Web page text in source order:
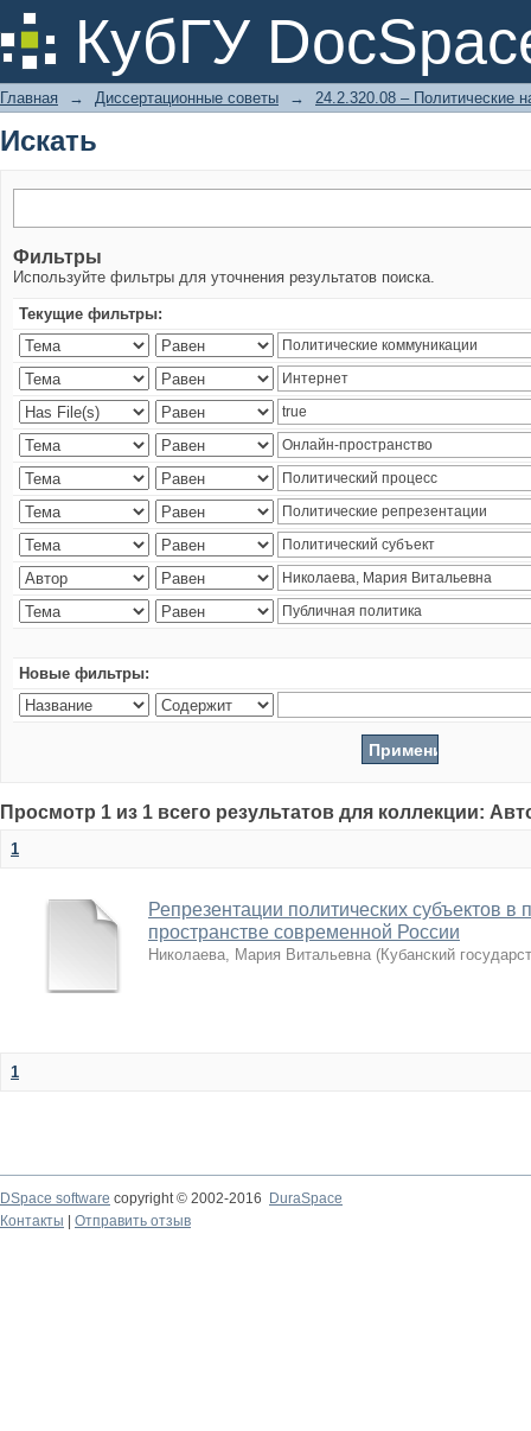
КубГУ
Искать
Главная → Диссертационные советы → 24.2.320.08 – Политические
Искать
Фильтры
Используйте фильтры для уточнения результатов поиска.
Текущие фильтры:
Новые фильтры:
Просмотр 1 из 1 всего результатов для коллекции:
1
Репрезентации политических субъектов в
пространстве современной России
Николаева, Мария Витальевна (Кубанский
1
DSpace software copyright © 2002-2016
DuraSpace
Контакты
Отправить отзыв